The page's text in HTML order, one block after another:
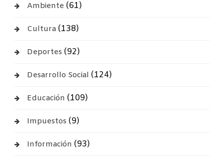
Ambiente (61)
Cultura(138)
Deportes (92)
Desarrollo Social (124)
Educación (109)
Impuestos (9)
Información (93)